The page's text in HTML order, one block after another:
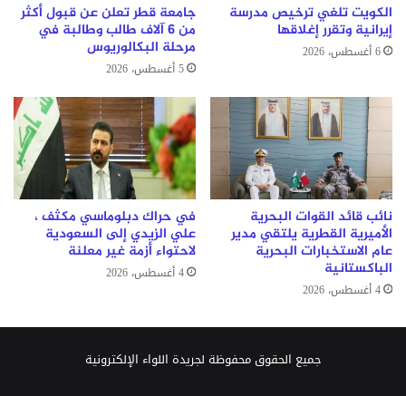
الكويت تلغي ترخيص مدرسة
إيرانية وتقرر إغلاقها
6 أغسطس، 2026
جامعة قطر تعلن عن قبول أكثر
من 6 آلاف طالب وطالبة في
مرحلة البكالوريوس
5 أغسطس، 2026
نائب قائد القوات البحرية
الأميرية القطرية يلتقي مدير
عام الاستخبارات البحرية
الباكستانية
4 أغسطس، 2026
في حراك دبلوماسي مكثف ،
علي الزيدي إلى السعودية
لاحتواء أزمة غير معلنة
4 أغسطس، 2026
جميع الحقوق محفوظة لجريدة اللواء الإلكترونية